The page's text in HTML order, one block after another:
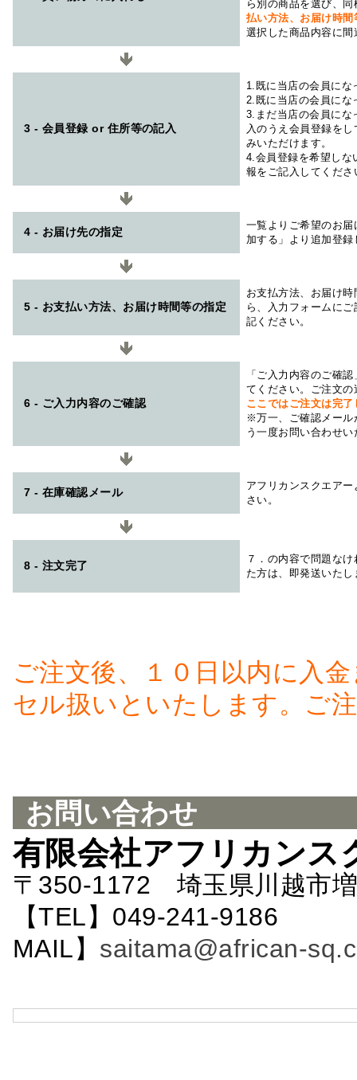
ら別の商品を選び、
払い方法、お届け時
選択した商品内容に
3 - 会員登録 or 住所等の記入
1.既に当店の会員にな
2.既に当店の会員にな
3.まだ当店の会員にな
入のうえ会員登録を
みいただけます。
4.会員登録を希望しな
報をご記入してくださ
4 - お届け先の指定
一覧よりご希望のお
加する」より追加登
5 - お支払い方法、お届け時間等の指定
お支払方法、お届け
ら、入力フォームに
記ください。
6 - ご入力内容のご確認
「ご入力内容のご確
てください。ご注文
ここではご注文は完
※万一、ご確認メール
う一度お問い合わせ
7 - 在庫確認メール
アフリカンスクエアー
さい。
8 - 注文完了
７．の内容で問題な
た方は、即発送いたし
ご注文後、１０日以内に入
セル扱いといたします。ご
お問い合わせ
有限会社アフリカンス
〒350-1172 埼玉県川越市
【TEL】049-241-
MAIL】 saitama@african-